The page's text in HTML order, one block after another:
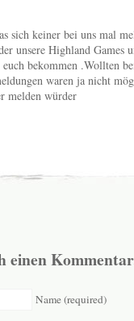
sich keiner bei uns mal
unsere Highland Games
bekommen .Wollten
waren ja nicht
melden würder
einen
Name (required)